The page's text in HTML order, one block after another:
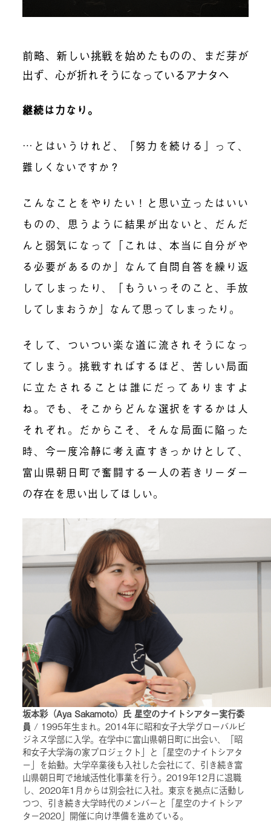
前略、新しい挑戦を始めたものの、まだ芽が
出ず、心が折れそうになっているアナタへ
継続は力なり。
…とはいうけれど、「努力を続ける」って、
難しくないですか？
こんなことをやりたい！と思い立ったはいい
ものの、思うように結果が出ないと、だんだ
んと弱気になって「これは、本当に自分がや
る必要があるのか」なんて自問自答を繰り返
してしまったり、「もういっそのこと、手放
してしまおうか」なんて思ってしまったり。
そして、ついつい楽な道に流されそうになっ
てしまう。挑戦すればするほど、苦しい局面
に立たされることは誰にだってありますよ
ね。でも、そこからどんな選択をするかは人
それぞれ。だからこそ、そんな局面に陥った
時、今一度冷静に考え直すきっかけとして、
富山県朝日町で奮闘する一人の若きリーダー
の存在を思い出してほしい。
坂本彩（Aya Sakamoto）氏 星空のナイトシアター実行委
員 / 1995年生まれ。2014年に昭和女子大学グローバルビ
ジネス学部に入学。在学中に富山県朝日町に出会い、「昭
和女子大学海の家プロジェクト」と「星空のナイトシアタ
ー」を始動。大学卒業後も入社した会社にて、引き続き富
山県朝日町で地域活性化事業を行う。2019年12月に退職
し、2020年1月からは別会社に入社。東京を拠点に活動し
つつ、引き続き大学時代のメンバーと「星空のナイトシア
ター2020」開催に向け準備を進めている。